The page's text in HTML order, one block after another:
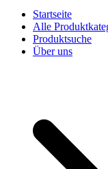
Startseite
Alle
Produktsuche
Über uns